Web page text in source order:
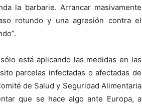
la barbarie. Arrancar masivamente
rotundo y una agresión contra el
está aplicando las medidas en las
parcelas infectadas o afectadas de
de Salud y Seguridad Alimentaria
que se hace algo ante Europa, a